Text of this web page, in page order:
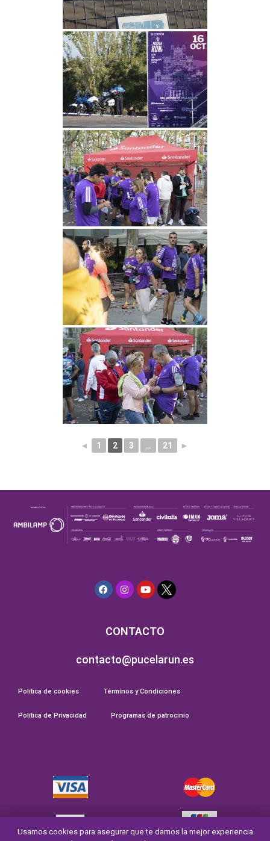
◄ 1 2 3 … 21 ►
CONTACTO
contacto@pucelarun.es
Política de cookies Términos y Condiciones
Política de Privacidad Programas de patrocinio
Usamos cookies para asegurar que te damos la mejor experiencia